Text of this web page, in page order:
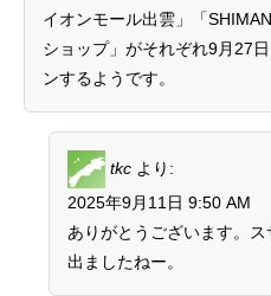
イオンモール出雲」「
ショップ」がそれぞれ9月27
ンするようです。
tkc より:
2025年9月11日 9:50 AM
ありがとうございます。
出ましたねー。